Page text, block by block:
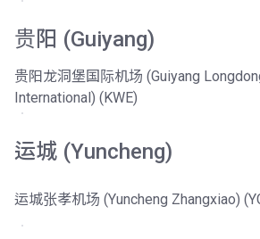
贵阳 (Guiyang)
贵阳龙洞堡国际机场 (Guiyang
International) (KWE)
运城 (Yuncheng)
运城张孝机场 (Yuncheng Zhangxiao)